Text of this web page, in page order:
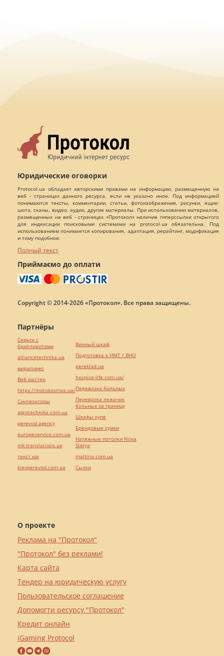
Юридические оговорки
Protocol.ua обладает авторскими правами на информацию, размещенную на
веб - страницах данного ресурса, если не указано иное. Под информацией
понимаются тексты, комментарии, статьи, фотоизображения, рисунки, ящик-
шота, сканы, видео, аудио, другие материалы. При использовании материалов,
размещенных на веб - страницах «Протокол» наличие гиперссылки открытого
для индексации поисковыми системами на protocol.ua обязательна. Под
использованием понимается копирования, адаптация, рерайтинг, модификация
и тому подобное.
Полный текст
Приймаємо до оплати
Copyright © 2014-2026 «Протокол». Все права защищены.
О проекте
Реклама на "Протокол"
"Протокол" без реклами!
Карта сайта
Тендер на юридическую услугу
Пользовательское соглашение
Допомогти ресурсу "Протокол"
Кредит онлайн
iGaming Protocol
Партнёры
Серьги с
бриллиантами
alliancetechnika.ua
миралинкс
Веб мастер
https://motokosmos.ua/
Синтезаторы
agrotechnika.com.ua
perevod.agency
europeservice.com.ua
mk-translations.ua
текст юа
kievperevod.com.ua
Винный шкаф
Подготовка к НМТ / ВНО
pereklad.ua
hospice-life.com.ua/
Перевозка больных
Перевозка лежачих
больных за границу
Шкафы купе
Брендовые сумки
Натяжные потолки Nova
Stelya
maltina.com.ua
Cылки